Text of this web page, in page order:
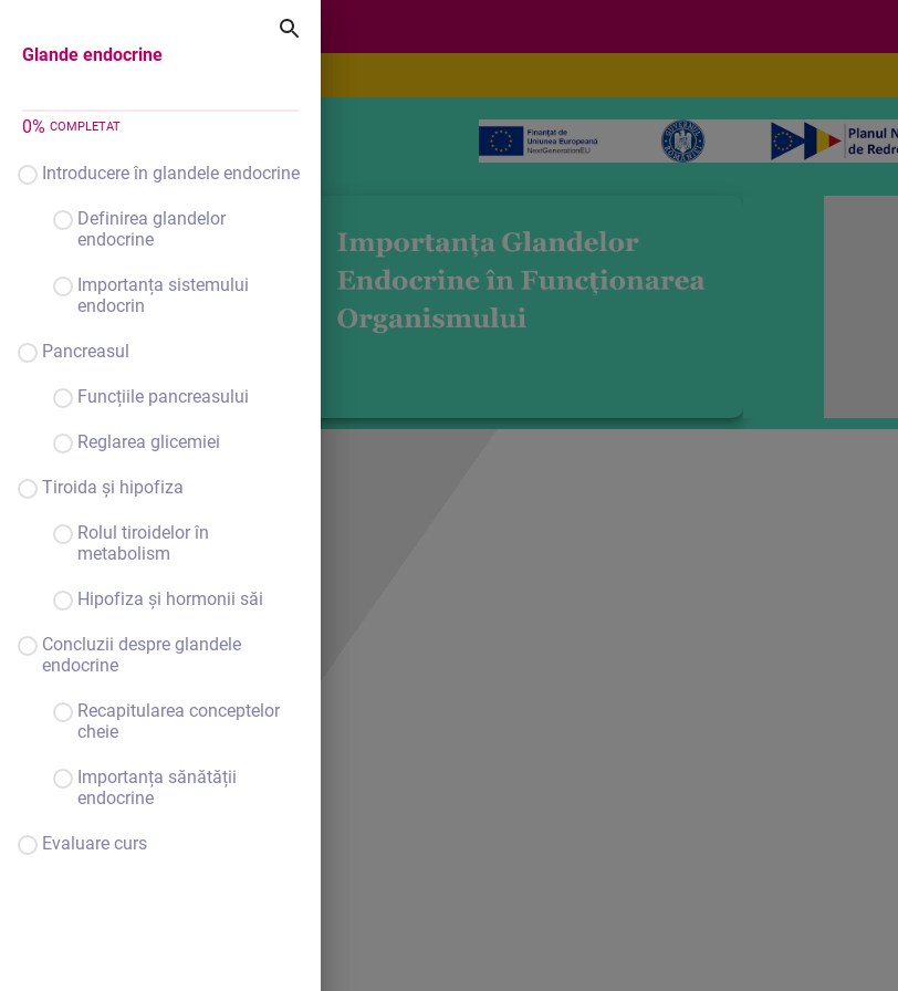
Glande endocrine
0% COMPLETAT
Introducere în glandele endocrine
Definirea glandelor
endocrine
Importanța sistemului
endocrin
Pancreasul
Funcțiile pancreasului
Reglarea glicemiei
Tiroida și hipofiza
Rolul tiroidelor în
metabolism
Hipofiza și hormonii săi
Concluzii despre glandele
endocrine
Recapitularea conceptelor
cheie
Importanța sănătății
endocrine
Evaluare curs